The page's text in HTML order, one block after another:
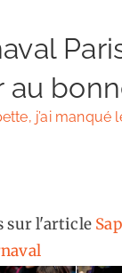
au
j’ai manqué
sur l'article